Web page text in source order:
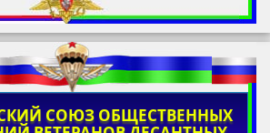
СОЮЗ ОБЩЕСТВЕННЫХ